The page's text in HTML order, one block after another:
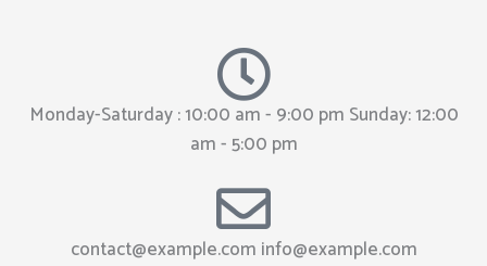
Monday-Saturday : 10:00 am - 9:00 pm Sunday: 12:00
am - 5:00 pm
contact@example.com info@example.com